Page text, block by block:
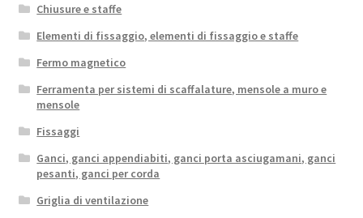
Chiusure e staffe
Elementi di fissaggio, elementi di fissaggio e staffe
Fermo magnetico
Ferramenta per sistemi di scaffalature, mensole a muro e
mensole
Fissaggi
Ganci, ganci appendiabiti, ganci porta asciugamani, ganci
pesanti, ganci per corda
Griglia di ventilazione